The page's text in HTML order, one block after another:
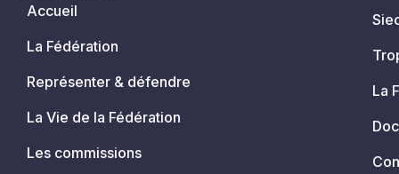
Accueil
La Fédération
Représenter & défendre
La Vie de la Fédération
Les commissions
La